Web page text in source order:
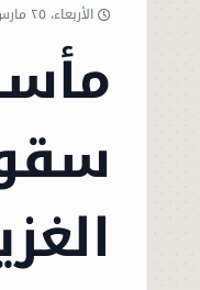
الأربعاء، ٢٥ مارس ٢٠٢٦ في ٠٣:٠٩ م